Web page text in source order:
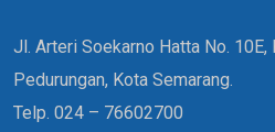
Jl. Arteri Soekarno Hatta No. 10E,
Pedurungan, Kota Semarang.
Telp. 024 – 76602700